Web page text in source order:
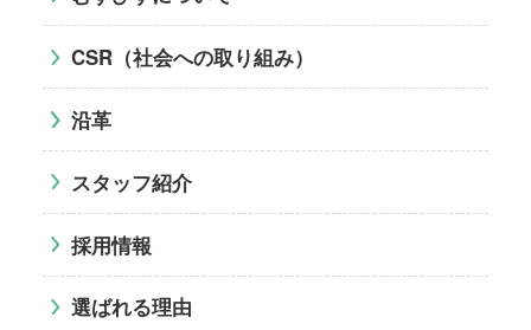
CSR（社会への取り組み）
沿革
スタッフ紹介
採用情報
選ばれる理由